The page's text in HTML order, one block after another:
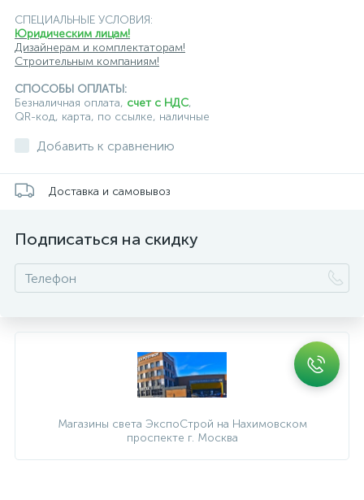
СПЕЦИАЛЬНЫЕ УСЛОВИЯ:
Юридическим лицам!
Дизайнерам и комплектаторам!
Строительным компаниям!
СПОСОБЫ ОПЛАТЫ:
Безналичная оплата, счет с НДС,
QR-код, карта, по ссылке, наличные
Добавить к сравнению
Доставка и самовывоз
Подписаться на скидку
Магазины света ЭкспоСтрой на Нахимовском
проспекте г. Москва